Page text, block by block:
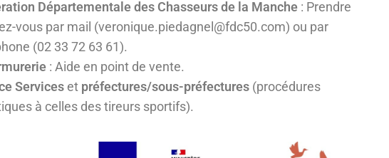
Départementale des Chasseurs de la Manche : Prendre
vous par mail (veronique.piedagnel@fdc50.com) ou par
(02 33 72 63 61).
: Aide en point de vente.
Services et préfectures/sous-préfectures (procédures
à celles des tireurs sportifs).